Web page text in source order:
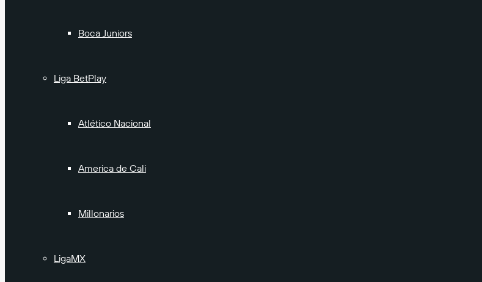
Boca Juniors
Liga BetPlay
Atlético Nacional
America de Cali
Millonarios
LigaMX